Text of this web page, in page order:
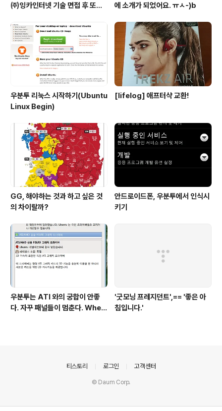
㈜잉카인터넷 기술 면접 후 또한
업!!
에 소개가 되었어요. ㅠㅅ-)b
우분투 리눅스 시작하기(Ubuntu
Linux Begin)
[lifelog] 애프터샥 교환!
GG, 해야하는 것과 하고 싶은 것
의 차이랄까?
안드로이드폰, 우분투에서 인식시
키기
우분투는 ATI 와의 궁합이 안좋
다. 자꾸 패널들이 멈춘다. When
'굿모닝 프레지던트',== '좋은 아
침입니다.'
티스토리 로그인 고객센터
© Daum Corp.